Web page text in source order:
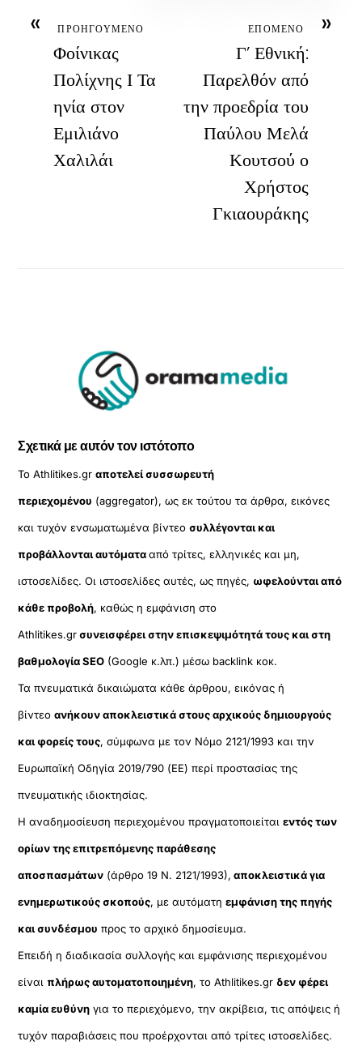
« ΠΡΟΗΓΟΥΜΕΝΟ
Φοίνικας
Πολίχνης Ι Τα
ηνία στον
Εμιλιάνο
Χαλιλάι
»
ΕΠΟΜΕΝΟ
Γ’ Εθνική:
Παρελθόν από
την προεδρία του
Παύλου Μελά
Κουτσού ο
Χρήστος
Γκιαουράκης
Σχετικά με αυτόν τον ιστότοπο
Το Athlitikes.grαποτελεί συσσωρευτή
περιεχομένου (aggregator), ως εκ τούτου τα άρθρα, εικόνες
και τυχόν ενσωματωμένα βίντεοσυλλέγονται και
προβάλλονται αυτόματααπό τρίτες, ελληνικές και μη,
ιστοσελίδες. Οι ιστοσελίδες αυτές, ως πηγές, ωφελούνται από
κάθε προβολή, καθώς η εμφάνιση στο
Athlitikes.grσυνεισφέρει στην επισκεψιμότητά τους και στη
βαθμολογία SEO (Google κ.λπ.) μέσω backlink κοκ.
Τα πνευματικά δικαιώματα κάθε άρθρου, εικόνας ή
βίντεοανήκουν αποκλειστικά στους αρχικούς δημιουργούς
και φορείς τους, σύμφωνα με τον Νόμο 2121/1993 και την
Ευρωπαϊκή Οδηγία 2019/790 (ΕΕ) περί προστασίας της
πνευματικής ιδιοκτησίας.
Η αναδημοσίευση περιεχομένου πραγματοποιείταιεντός των
ορίων της επιτρεπόμενης παράθεσης
αποσπασμάτων (άρθρο 19 Ν. 2121/1993), αποκλειστικά για
ενημερωτικούς σκοπούς, με αυτόματηεμφάνιση της πηγής
και συνδέσμου προς το αρχικό δημοσίευμα.
Επειδή η διαδικασία συλλογής και εμφάνισης περιεχομένου
είναιπλήρως αυτοματοποιημένη, το Athlitikes.gr δεν φέρει
καμία ευθύνη για το περιεχόμενο, την ακρίβεια, τις απόψεις ή
τυχόν παραβιάσεις που προέρχονται από τρίτες ιστοσελίδες.